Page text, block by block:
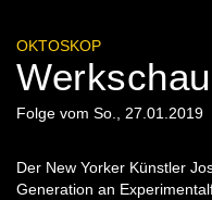
OKTOSKOP
Folge vom So., 27.01.2019
Der New Yorker Künstler
Generation an